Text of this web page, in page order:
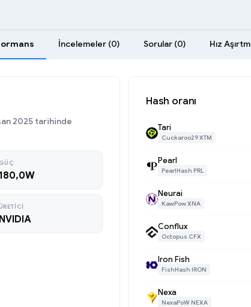
İncelemeler (0) Sorular (0) Hız
2025 tarihinde
GÜÇ
ÜRETICI
NVIDIA
Hash oranı
Tari
Cuckaroo29 XTM
Pearl
PearlHash PRL
Neurai
KawPow XNA
Conflux
Octopus CFX
Iron Fish
FishHash IRON
Nexa
NexaPoW NEXA